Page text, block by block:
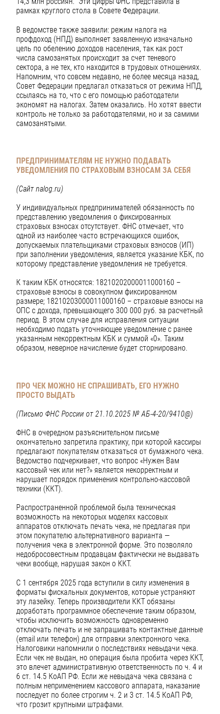
рамках круглого стола в Совете Федерации.
В ведомстве также заявили: режим налога на
профдоход (НПД) выполняет заявленную изначально
цель по обелению доходов населения, так как рост
числа самозанятых происходит за счет теневого
сектора, а не тех, кто находится в трудовых отношениях.
Напомним, что совсем недавно, не более месяца назад,
Совет Федерации предлагал отказаться от режима НПД,
ссылаясь на то, что с его помощью работодатели
экономят на налогах. Затем оказались. Но хотят ввести
контроль не только за работодателями, но и за самими
самозанятыми.
ПРЕДПРИНИМАТЕЛЯМ НЕ НУЖНО ПОДАВАТЬ
УВЕДОМЛЕНИЯ ПО СТРАХОВЫМ ВЗНОСАМ ЗА СЕБЯ
(Сайт nalog.ru)
У индивидуальных предпринимателей обязанность по
представлению уведомления о фиксированных
страховых взносах отсутствует. ФНС отмечает, что
одной из наиболее часто встречающихся ошибок,
допускаемых плательщиками страховых взносов (ИП)
при заполнении уведомления, является указание КБК, по
которому представление уведомления не требуется.
К таким КБК относятся: 18210202000011000160 –
страховые взносы в совокупном фиксированном
размере; 18210203000011000160 – страховые взносы на
ОПС с дохода, превышающего 300 000 руб. за расчетный
период. В этом случае для исправления ситуации
необходимо подать уточняющее уведомление с ранее
указанным некорректным КБК и суммой «0». Таким
образом, неверное начисление будет сторнировано.
ПРО ЧЕК МОЖНО НЕ СПРАШИВАТЬ, ЕГО НУЖНО
ПРОСТО ВЫДАТЬ
(Письмо ФНС России от 21.10.2025 № АБ-4-20/9410@)
ФНС в очередном разъяснительном письме
окончательно запретила практику, при которой кассиры
предлагают покупателям отказаться от бумажного чека.
Ведомство подчеркивает, что вопрос «Нужен Вам
кассовый чек или нет?» является некорректным и
нарушает порядок применения контрольно-кассовой
техники (ККТ).
Распространенной проблемой была техническая
возможность на некоторых моделях кассовых
аппаратов отключать печать чека, не предлагая при
этом покупателю альтернативного варианта —
получения чека в электронной форме. Это позволяло
недобросовестным продавцам фактически не выдавать
чеки вообще, нарушая закон о ККТ.
С 1 сентября 2025 года вступили в силу изменения в
форматы фискальных документов, которые устраняют
эту лазейку. Теперь производители ККТ обязаны
доработать программное обеспечение таким образом,
чтобы исключить возможность одновременно
отключать печать и не запрашивать контактные данные
(email или телефон) для отправки электронного чека.
Налоговики напомнили о последствиях невыдачи чека.
Если чек не выдан, но операция была пробита через ККТ,
это влечет административную ответственность по ч. 4 и
6 ст. 14.5 КоАП РФ. Если же невыдача чека связана с
полным неприменением кассового аппарата, наказание
последует по более строгим ч. 2 и 3 ст. 14.5 КоАП РФ,
что грозит крупными штрафами.